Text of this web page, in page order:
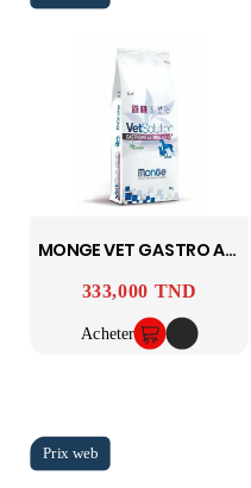
MONGE VET GASTRO ADULT
Prix
333,000 TND
Acheter